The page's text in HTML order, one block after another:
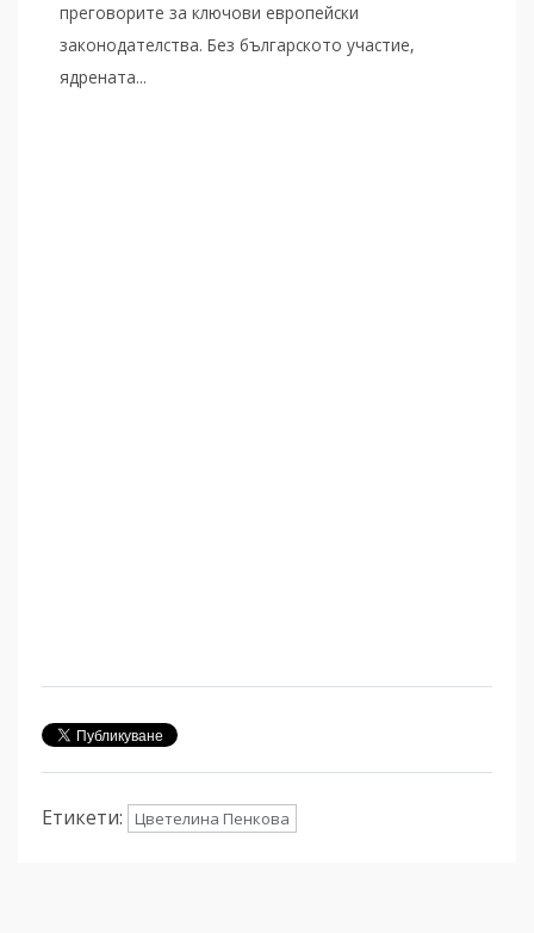
преговорите за ключови европейски
законодателства. Без българското участие,
ядрената...
Етикети: Цветелина Пенкова